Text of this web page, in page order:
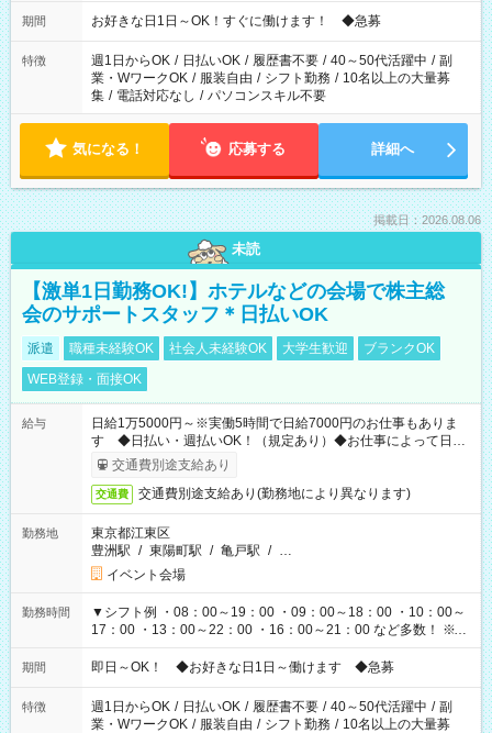
期間 お好きな日1日～OK！すぐに働けます！ ◆急募
特徴 週1日からOK / 日払いOK / 履歴書不要 / 40～50代活躍中 / 副
業・WワークOK / 服装自由 / シフト勤務 / 10名以上の大量募
集 / 電話対応なし / パソコンスキル不要
気になる！ 応募する 詳細へ
掲載日：2026.08.06
未読
【激単1日勤務OK!】ホテルなどの会場で株主総
会のサポートスタッフ＊日払いOK
派遣 職種未経験OK 社会人未経験OK 大学生歓迎
ブランクOK
WEB登録・面接OK
給与
日給1万5000円～※実働5時間で日給7000円のお仕事もありま
す ◆日払い・週払いOK！（規定あり）◆お仕事によって日給
も異なります
交通費別途支給あり
交通費 交通費別途支給あり(勤務地により異なります)
勤務地
東京都江東区
豊洲駅 / 東陽町駅 / 亀戸駅 / …
イベント会場
勤務時間
▼シフト例 ・08：00～19：00 ・09：00～18：00 ・10：00～
17：00 ・13：00～22：00 ・16：00～21：00 など多数！ ※お
仕事により勤務時間が異なります
期間 即日～OK！ ◆お好きな日1日～働けます ◆急募
特徴 週1日からOK / 日払いOK / 履歴書不要 / 40～50代活躍中 / 副
業・WワークOK / 服装自由 / シフト勤務 / 10名以上の大量募